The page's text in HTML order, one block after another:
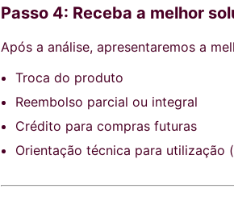
Passo 4: Receba a melhor
Após a análise, apresentaremos a
Troca do produto
Reembolso parcial ou integral
Crédito para compras futuras
Orientação técnica para utilização